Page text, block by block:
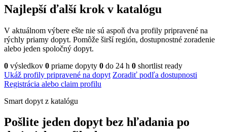
Najlepší ďalší krok v katalógu
V aktuálnom výbere ešte nie sú aspoň dva profily pripravené na
rýchly priamy dopyt. Pomôže širší región, dostupnostné zoradenie
alebo jeden spoločný dopyt.
0 výsledkov 0 priame dopyty 0 do 24 h 0 shortlist ready
Ukáž profily pripravené na dopyt Zoradiť podľa dostupnosti
Registrácia alebo claim profilu
Smart dopyt z katalógu
Pošlite jeden dopyt bez hľadania po